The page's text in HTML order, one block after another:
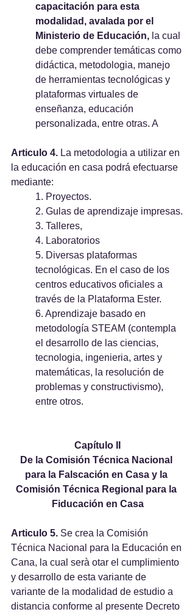
capacitación para esta
modalidad, avalada por el
Ministerio de Educación, la cual
debe comprender temáticas como
didáctica, metodologia, manejo
de herramientas tecnológicas y
plataformas virtuales de
enseñanza, educación
personalizada, entre otras. A
Articulo 4. La metodologia a utilizar en
la educación en casa podrá efectuarse
mediante:
1. Proyectos.
2. Gulas de aprendizaje impresas.
3. Talleres,
4. Laboratorios
5. Diversas plataformas
tecnológicas. En el caso de los
centros educativos oficiales a
través de la Plataforma Ester.
6. Aprendizaje basado en
metodología STEAM (contempla
el desarrollo de las ciencias,
tecnologia, ingenieria, artes y
matemáticas, la resolución de
problemas y constructivismo),
entre otros.
Capítulo II
De la Comisión Técnica Nacional
para la Falscación en Casa y la
Comisión Técnica Regional para la
Fiducación en Casa
Articulo 5. Se crea la Comisión
Técnica Nacional para la Educación en
Cana, la cual serà otar el cumplimiento
y desarrollo de esta variante de
variante de la modalidad de estudio a
distancia conforme al presente Decreto